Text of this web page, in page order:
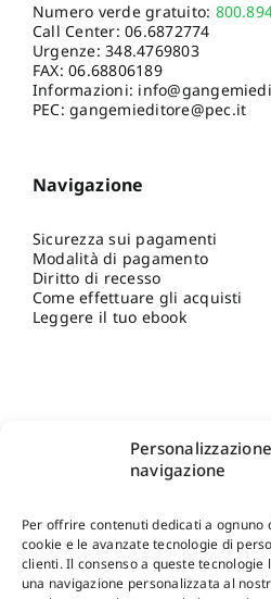
navigazione
Per offrire contenuti dedicati a
cookie e le avanzate tecnologie di
clienti. Il consenso a queste
una navigazione personalizzata al
Numero verde gratuito:
Call Center:06.6872774
Urgenze:348.4769803
FAX: 06.68806189
Informazioni:
PEC: gangemieditore@pec.it
Navigazione
Sicurezza sui pagamenti
Modalità di pagamento
Diritto di recesso
Come effettuare gli acquisti
Leggere il tuo ebook